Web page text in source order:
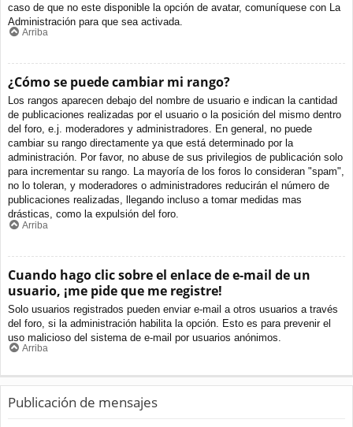
caso de que no este disponible la opción de avatar, comuníquese con La
Administración para que sea activada.
Arriba
¿Cómo se puede cambiar mi rango?
Los rangos aparecen debajo del nombre de usuario e indican la cantidad
de publicaciones realizadas por el usuario o la posición del mismo dentro
del foro, e.j. moderadores y administradores. En general, no puede
cambiar su rango directamente ya que está determinado por la
administración. Por favor, no abuse de sus privilegios de publicación solo
para incrementar su rango. La mayoría de los foros lo consideran "spam",
no lo toleran, y moderadores o administradores reducirán el número de
publicaciones realizadas, llegando incluso a tomar medidas mas
drásticas, como la expulsión del foro.
Arriba
Cuando hago clic sobre el enlace de e-mail de un
usuario, ¡me pide que me registre!
Solo usuarios registrados pueden enviar e-mail a otros usuarios a través
del foro, si la administración habilita la opción. Esto es para prevenir el
uso malicioso del sistema de e-mail por usuarios anónimos.
Arriba
Publicación de mensajes